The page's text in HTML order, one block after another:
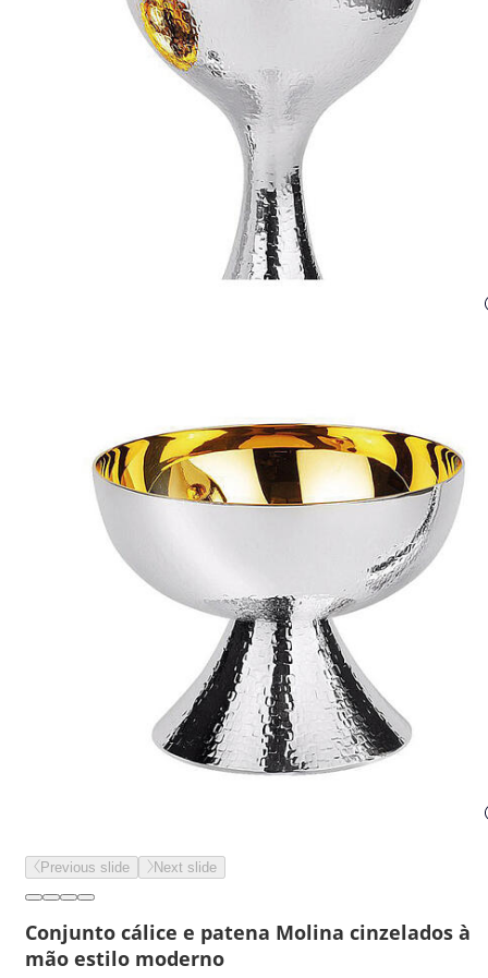
Previous slide Next slide
Conjunto cálice e patena Molina cinzelados à
mão estilo moderno